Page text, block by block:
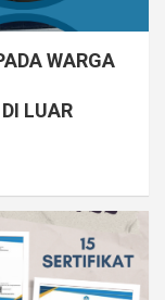
WARGA
LUAR